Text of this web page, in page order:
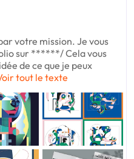
votre mission. Je vous
sur ******/ Cela vous
de ce que je peux
tout le texte